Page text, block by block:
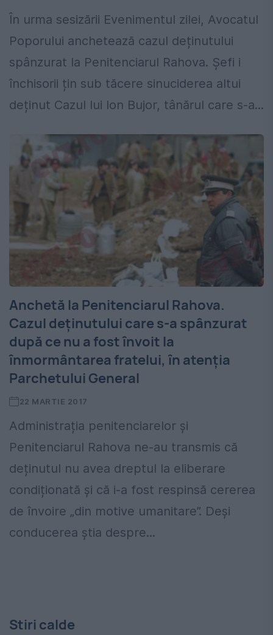
În urma sesizării Evenimentul zilei, Avocatul
Poporului anchetează cazul deținutului
spânzurat la Penitenciarul Rahova. Șefi i
închisorii țin sub tăcere sinuciderea altui
deținut Cazul lui Ion Bujor, tânărul care s-a...
Anchetă la Penitenciarul Rahova.
Cazul deținutului care s-a spânzurat
după ce nu a fost învoit la
înmormântarea fratelui, în atenția
Parchetului General
22 MARTIE 2017
Administrația penitenciarelor și
Penitenciarul Rahova ne-au transmis că
deținutul nu avea dreptul la eliberare
condiționată și că i-a fost respinsă cererea
de învoire „din motive umanitare”. Deși
conducerea știa despre...
Stiri calde